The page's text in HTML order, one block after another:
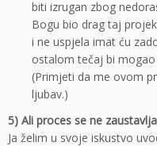
biti izrugan zbog
Bogu bio drag taj
i ne uspjela imat ću
ostalom tečaj bi
(Primjeti da me ovom
ljubav.)
5) Ali proces se ne
Ja želim u svoje iskustvo